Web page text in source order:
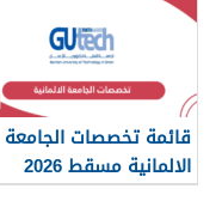
قائمة تخصصات الجامعة
الالمانية مسقط 2026